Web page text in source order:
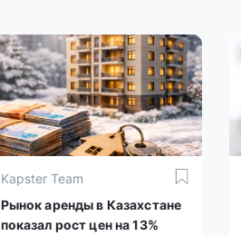
Kapster Team
Рынок аренды в Казахстане
показал рост цен на 13%